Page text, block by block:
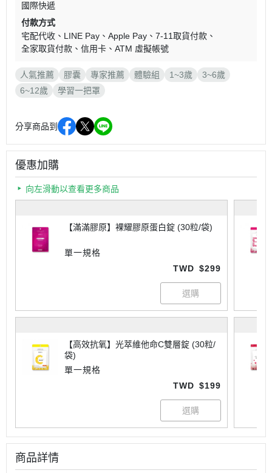
國際快遞
付款方式
宅配代收
LINE Pay Apple Pay
7-11取貨付款
全家取貨付款
信用卡 ATM 虛擬帳號
人氣推薦 膠囊 專家推薦 體驗組 1~3歲
3~6歲
6~12歲
學習一把罩
分享商品到
優惠加購
向左滑動以查看更多商品
【滿滿膠原】裸耀膠原蛋白錠 (30粒/袋)
單一規格
TWD $299
【高效抗氧】光萃維他命C雙層錠 (30粒/
袋)
單一規格
TWD $199
商品詳情